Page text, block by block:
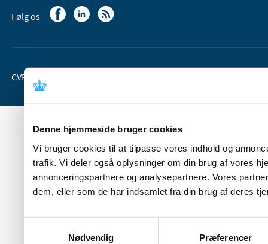
Denne hjemmeside bruger cookies
Vi bruger cookies til at tilpasse vores indhold og
trafik. Vi deler også oplysninger om din brug af vores
annonceringspartnere og analysepartnere. Vores
dem, eller som de har indsamlet fra din brug af deres
Nødvendig
Præferencer
Følg os
CVR-nr. 37 05 24 85